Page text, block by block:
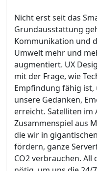
Nicht erst seit das
Grundausstattung
Kommunikation und
Umwelt mehr und
augmentiert. UX
mit der Frage, wie
Empfindung fähig ist,
unsere Gedanken,
erreicht. Satelliten im
Zusammenspiel aus
die wir in
fördern, ganze
CO2 verbrauchen.